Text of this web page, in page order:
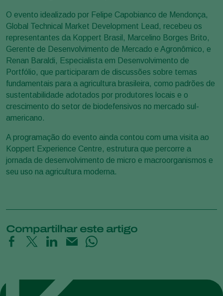
O evento idealizado por Felipe Capobianco de Mendonça,
Global Technical Market Development Lead, recebeu os
representantes da Koppert Brasil, Marcelino Borges Brito,
Gerente de Desenvolvimento de Mercado e Agronômico, e
Renan Baraldi, Especialista em Desenvolvimento de
Portfólio, que participaram de discussões sobre temas
fundamentais para a agricultura brasileira, como padrões de
sustentabilidade adotados por produtores locais e o
crescimento do setor de biodefensivos no mercado sul-
americano.
A programação do evento ainda contou com uma visita ao
Koppert Experience Centre, estrutura que percorre a
jornada de desenvolvimento de micro e macroorganismos e
seu uso na agricultura moderna.
Compartilhar este artigo